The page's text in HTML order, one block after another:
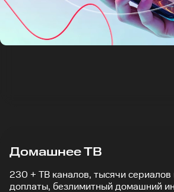
Домашнее ТВ
230 + ТВ каналов, тысячи
доплаты, безлимитный домашний